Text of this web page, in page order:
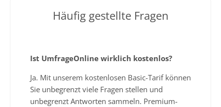
Häufig gestellte Fragen
Ist UmfrageOnline wirklich kostenlos?
Ja. Mit unserem kostenlosen Basic-Tarif können
Sie unbegrenzt viele Fragen stellen und
unbegrenzt Antworten sammeln. Premium-